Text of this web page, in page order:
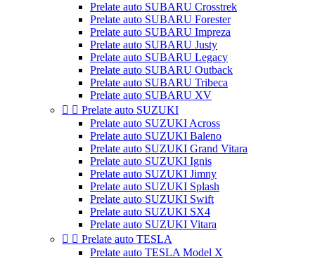
Prelate auto SUBARU Crosstrek
Prelate auto SUBARU Forester
Prelate auto SUBARU Impreza
Prelate auto SUBARU Justy
Prelate auto SUBARU Legacy
Prelate auto SUBARU Outback
Prelate auto SUBARU Tribeca
Prelate auto SUBARU XV
  Prelate auto SUZUKI
Prelate auto SUZUKI Across
Prelate auto SUZUKI Baleno
Prelate auto SUZUKI Grand Vitara
Prelate auto SUZUKI Ignis
Prelate auto SUZUKI Jimny
Prelate auto SUZUKI Splash
Prelate auto SUZUKI Swift
Prelate auto SUZUKI SX4
Prelate auto SUZUKI Vitara
  Prelate auto TESLA
Prelate auto TESLA Model X